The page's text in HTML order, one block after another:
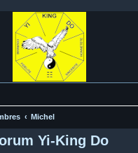
Michel
Yi-King Do